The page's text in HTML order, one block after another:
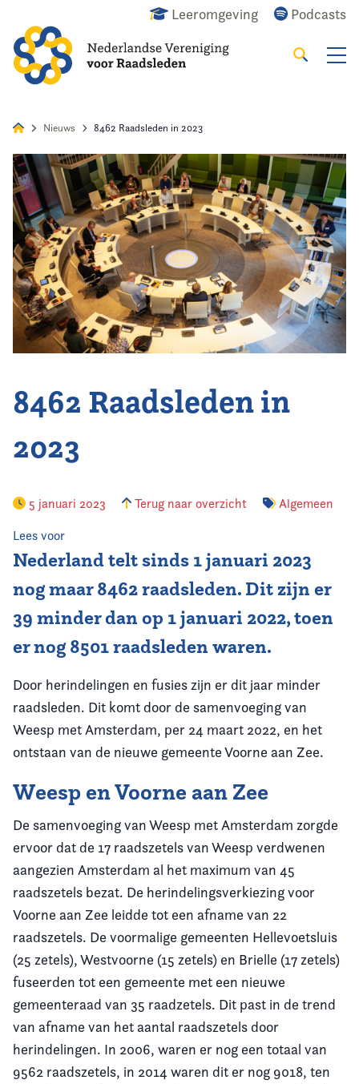
Leeromgeving Podcasts
Zoeken
Home
Agenda
Nieuws
Opleiding
Kennis & Informatie
Vereniging
Nieuws 8462 Raadsleden in 2023
8462 Raadsleden in
2023
5 januari 2023 Terug naar overzicht Algemeen
Lees voor
Nederland telt sinds 1 januari 2023
nog maar 8462 raadsleden. Dit zijn er
39 minder dan op 1 januari 2022, toen
er nog 8501 raadsleden waren.
Door herindelingen en fusies zijn er dit jaar minder
raadsleden. Dit komt door de samenvoeging van
Weesp met Amsterdam, per 24 maart 2022, en het
ontstaan van de nieuwe gemeente Voorne aan Zee.
Weesp en Voorne aan Zee
De samenvoeging van Weesp met Amsterdam zorgde
ervoor dat de 17 raadszetels van Weesp verdwenen
aangezien Amsterdam al het maximum van 45
raadszetels bezat. De herindelingsverkiezing voor
Voorne aan Zee leidde tot een afname van 22
raadszetels. De voormalige gemeenten Hellevoetsluis
(25 zetels), Westvoorne (15 zetels) en Brielle (17 zetels)
fuseerden tot een gemeente met een nieuwe
gemeenteraad van 35 raadzetels. Dit past in de trend
van afname van het aantal raadszetels door
herindelingen. In 2006, waren er nog een totaal van
9562 raadszetels, in 2014 waren dit er nog 9018, ten